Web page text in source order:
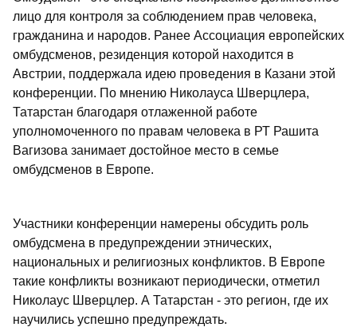
лицо для контроля за соблюдением прав человека,
гражданина и народов. Ранее Ассоциация европейских
омбудсменов, резиденция которой находится в
Австрии, поддержала идею проведения в Казани этой
конференции. По мнению Николауса Шверцлера,
Татарстан благодаря отлаженной работе
уполномоченного по правам человека в РТ Рашита
Вагизова занимает достойное место в семье
омбудсменов в Европе.
Участники конференции намерены обсудить роль
омбудсмена в предупреждении этнических,
национальных и религиозных конфликтов. В Европе
такие конфликты возникают периодически, отметил
Николаус Шверцлер. А Татарстан - это регион, где их
научились успешно предупреждать.